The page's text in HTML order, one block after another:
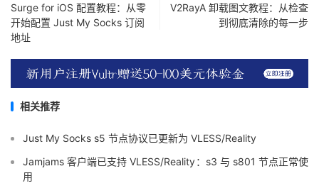
Surge for iOS 配置教程：从零
开始配置 Just My Socks 订阅
地址
V2RayA 卸载图文教程：从检查
到彻底清除的每一步
相关推荐
Just My Socks s5 节点协议已更新为 VLESS/Reality
Jamjams 客户端已支持 VLESS/Reality：s3 与 s801 节点正常使
用